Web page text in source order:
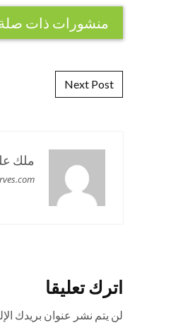
منشورات ذات
navigation
Next Post
ملك
اترك تعليقا
لن يتم نشر عنوان بريدك